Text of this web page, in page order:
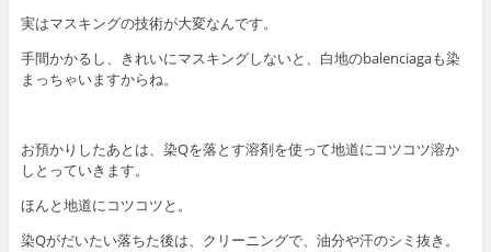
実はマスキングの技術が大変なんです。
手間かかるし、きれいにマスキングしないと、白地のbalenciagaも染
まっちゃいますからね。
お預かりしたあとは、染Qを落とす溶剤を使って地道にコツコツ溶か
しとっていきます。
ほんと地道にコツコツと。
染Qがだいたい落ちた後は、クリーニングで、油分や汗のシミ抜き。